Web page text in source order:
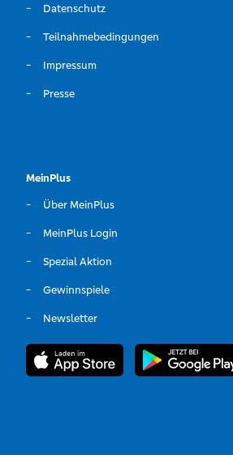
Datenschutz
Teilnahmebedingungen
Impressum
Presse
MeinPlus
Über MeinPlus
MeinPlus Login
Spezial Aktion
Gewinnspiele
Newsletter